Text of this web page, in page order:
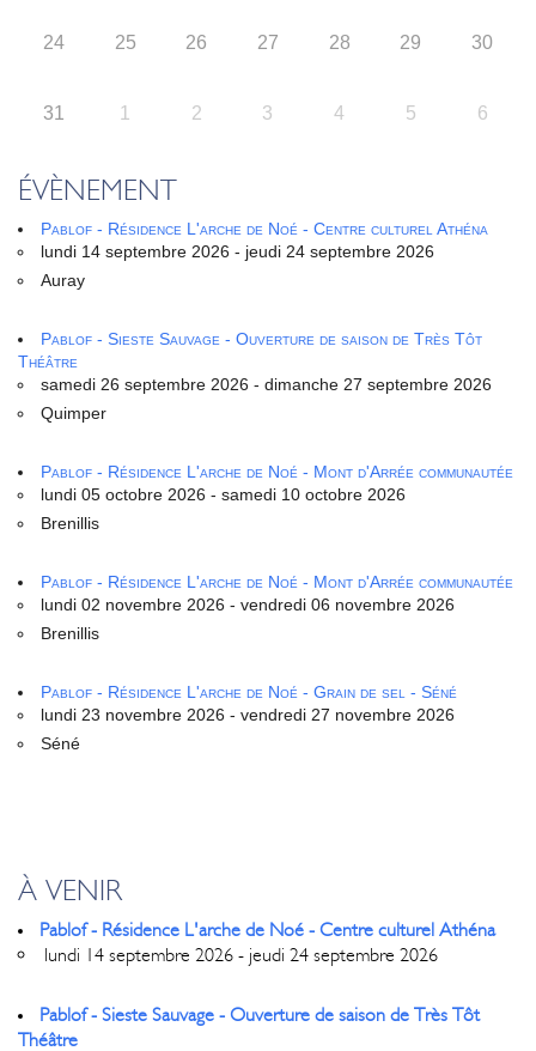
24 25 26 27 28 29 30
31 1 2 3 4 5 6
ÉVÈNEMENT
Pablof - Résidence L'arche de Noé - Centre culturel Athéna
lundi 14 septembre 2026 - jeudi 24 septembre 2026
Auray
Pablof - Sieste Sauvage - Ouverture de saison de Très Tôt
Théâtre
samedi 26 septembre 2026 - dimanche 27 septembre 2026
Quimper
Pablof - Résidence L'arche de Noé - Mont d'Arrée communautée
lundi 05 octobre 2026 - samedi 10 octobre 2026
Brenillis
Pablof - Résidence L'arche de Noé - Mont d'Arrée communautée
lundi 02 novembre 2026 - vendredi 06 novembre 2026
Brenillis
Pablof - Résidence L'arche de Noé - Grain de sel - Séné
lundi 23 novembre 2026 - vendredi 27 novembre 2026
Séné
À VENIR
Pablof - Résidence L'arche de Noé - Centre culturel Athéna
lundi 14 septembre 2026 - jeudi 24 septembre 2026
Pablof - Sieste Sauvage - Ouverture de saison de Très Tôt
Théâtre